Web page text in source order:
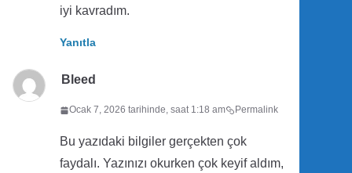
iyi kavradım.
Yanıtla
Bleed
Ocak 7, 2026 tarihinde, saat 1:18 am Permalink
Bu yazıdaki bilgiler gerçekten çok
faydalı. Yazınızı okurken çok keyif aldım,